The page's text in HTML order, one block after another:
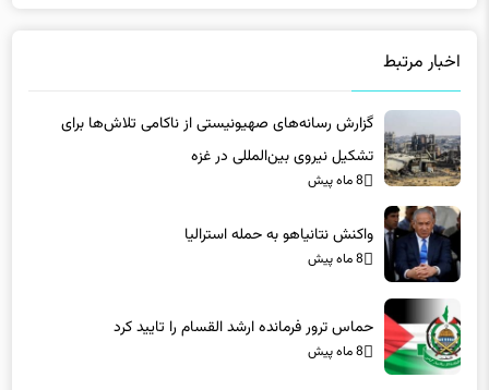
اخبار مرتبط
گزارش رسانه‌های صهیونیستی از ناکامی تلاش‌ها برای
تشکیل نیروی بین‌المللی در غزه
8 ماه پیش
واکنش نتانیاهو به حمله استرالیا
8 ماه پیش
حماس ترور فرمانده ارشد القسام را تایید کرد
8 ماه پیش